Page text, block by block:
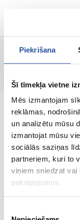
Piekrišana
Šī tīmekļa vietne
Mēs izmantojam
reklāmas,
un analizētu mūsu
izmantojat mūsu
sociālās saziņas
partneriem, kuri to
viņiem sniedzat vai
pakalpojumus.
Интернет-
главной
Vse dlja